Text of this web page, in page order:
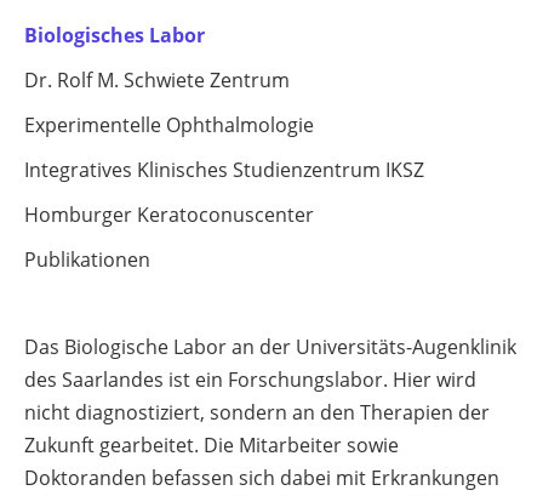
Biologisches Labor
Dr. Rolf M. Schwiete Zentrum
Experimentelle Ophthalmologie
Integratives Klinisches Studienzentrum IKSZ
Homburger Keratoconuscenter
Publikationen
Das Biologische Labor an der Universitäts-Augenklinik
des Saarlandes ist ein Forschungslabor. Hier wird
nicht diagnostiziert, sondern an den Therapien der
Zukunft gearbeitet. Die Mitarbeiter sowie
Doktoranden befassen sich dabei mit Erkrankungen